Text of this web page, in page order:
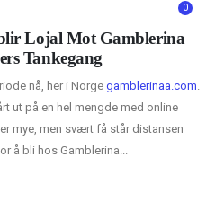
0
Lojal Mot Gamblerina
Tankegang
nå, her i Norge gamblerinaa.com
ut på en hel mengde med online
mye, men svært få står distansen
å bli hos Gamblerina...